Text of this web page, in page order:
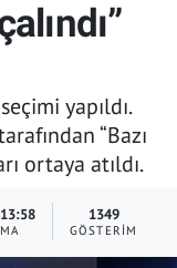
yapıldı.
“Bazı
ortaya atıldı.
1349
GÖSTERIM